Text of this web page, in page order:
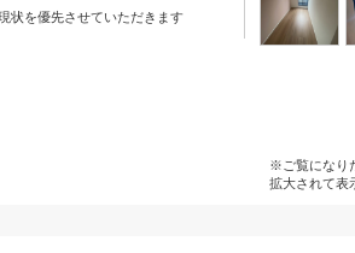
状を優先させていただきます
※ご覧になり
拡大されて表